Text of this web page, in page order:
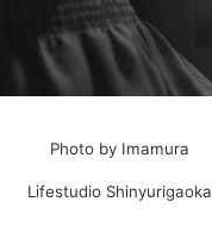
Photo by Imamura
Lifestudio Shinyurigaoka